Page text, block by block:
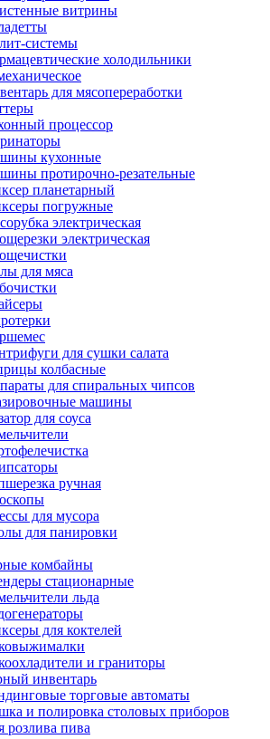
витрины
системы
холодильники
для мясопереработки
процессор
кухонные
протирочно-резательные
планетарный
погружные
электрическая
электрическая
для мяса
для сушки салата
колбасные
для спиральных чипсов
машины
для соуса
ручная
для мусора
для панировки
комбайны
стационарные
льда
для коктелей
и граниторы
инвентарь
торговые автоматы
и полировка столовых приборов
розлива пива